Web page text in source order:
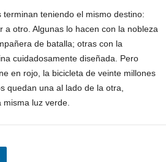
terminan teniendo el mismo destino:
a otro. Algunas lo hacen con la nobleza
de batalla; otras con la
cuidadosamente diseñada. Pero
en rojo, la bicicleta de veinte millones
quedan una al lado de la otra,
luz verde.